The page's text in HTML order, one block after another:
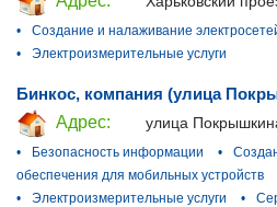
•
Создание и налаживание
•
Электроизмерительные услуги
Бинкос, компания (улица
Адрес:
улица
•
Безопасность информации •
обеспечения для мобильных устройств
•
Электроизмерительные услуги •